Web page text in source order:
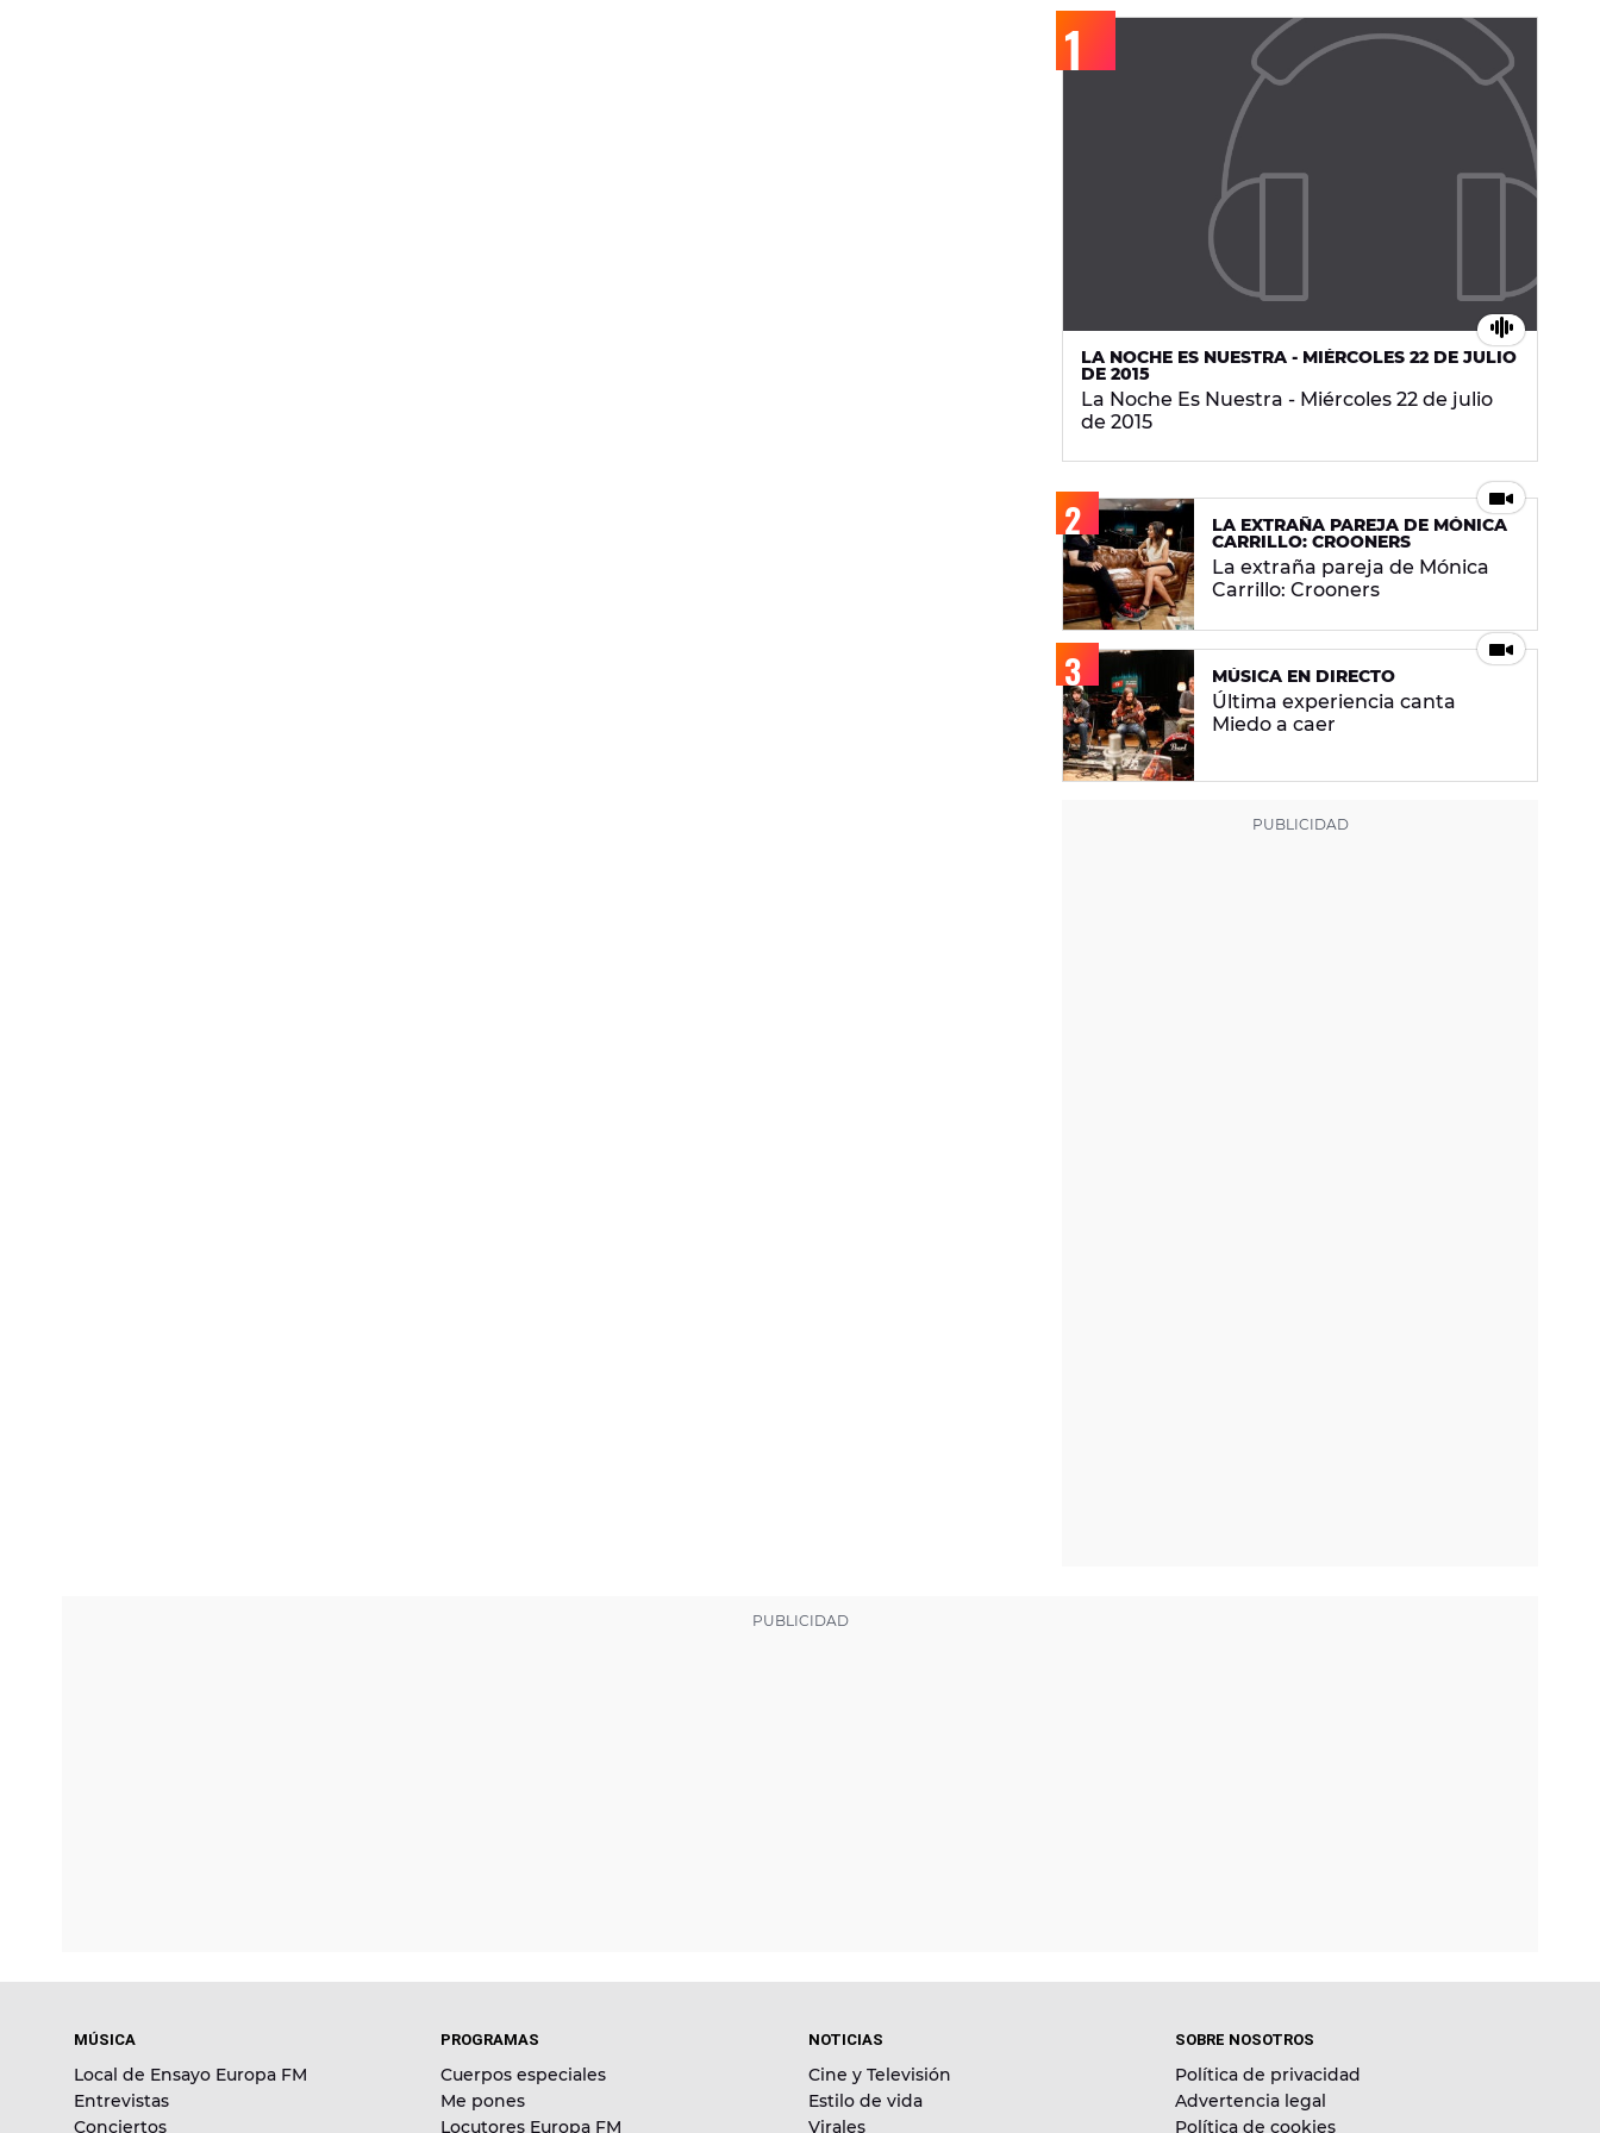
LA NOCHE ES NUESTRA - MIÉRCOLES 22 DE JULIO
DE 2015
La Noche Es Nuestra - Miércoles 22 de julio
de 2015
LA EXTRAÑA PAREJA DE MÓNICA
CARRILLO: CROONERS
La extraña pareja de Mónica
Carrillo: Crooners
MÚSICA EN DIRECTO
Última experiencia canta
Miedo a caer
MÚSICA
Local de Ensayo Europa FM
Entrevistas
Conciertos
PROGRAMAS
Cuerpos especiales
Me pones
Locutores Europa FM
NOTICIAS
Cine y Televisión
Estilo de vida
Virales
SOBRE NOSOTROS
Política de privacidad
Advertencia legal
Política de cookies